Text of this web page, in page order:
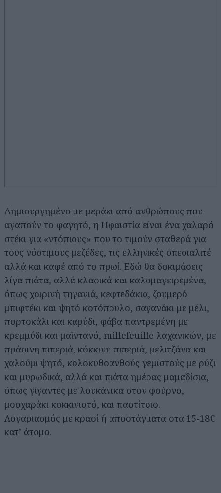
Δημιουργημένο με μεράκι από ανθρώπους που
αγαπούν το φαγητό, η Ηφαιστία είναι ένα χαλαρό
στέκι για «ντόπιους» που το τιμούν σταθερά για
τους νόστιμους μεζέδες, τις ελληνικές σπεσιαλιτέ
αλλά και καφέ από το πρωί. Εδώ θα δοκιμάσεις
λίγα πιάτα, αλλά κλασικά και καλομαγειρεμένα,
όπως χοιρινή τηγανιά, κεφτεδάκια, ζουμερό
μπιφτέκι και ψητό κοτόπουλο, σαγανάκι με μέλι,
πορτοκάλι και καρύδι, φάβα παντρεμένη με
κρεμμύδι και μαϊντανό, millefeuille λαχανικών, με
πράσινη πιπεριά, κόκκινη πιπεριά, μελιτζάνα και
χαλούμι ψητό, κολοκυθοανθούς γεμιστούς με ρύζι
και μυρωδικά, αλλά και πιάτα ημέρας μαμαδίσια,
όπως γίγαντες με λουκάνικα στον φούρνο,
μοσχαράκι κοκκινιστό, και παστίτσιο.
Λογαριασμός με κρασί ή αποστάγματα στα 15-18€
κατ’ άτομο.